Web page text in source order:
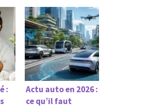
:
Actu auto en 2026 :
ce qu’il faut